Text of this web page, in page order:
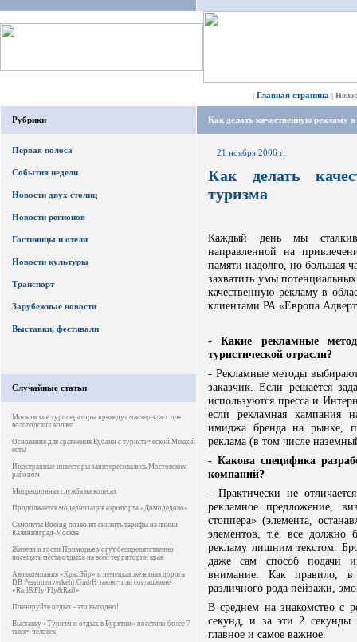
| Главная страница |
Рубрики
Первая полоса
События недели
Новости двух столиц
Новости регионов
Гостиницы и отели
Новости культуры
Транспорт
Зарубежные новости
Выставки, фестивали
Случайные статьи
Московские туроператоры проведут мастер-класс для
вологодских коллег
Основания для сравнения Кубани с туристической Меккой
есть!
Иностранные инвесторы заинтересовались Мостовским
районом
Миграционная служба на колесах
Продолжается модернизация аэропорта «Домодедово»
Самолеты Boeing позволят снизить тарифы на линии
Калининград-Москва
Жители и гости Приморья могут беспрепятственно
посещать места отдыха на всей территории края
Авиакомпания «КрасЭйр» и немецкая железная дорога
DB Personenverkehr GmbH заключили соглашение
«Rail&Fly/Fly&Rail»
Планируйте отдых - это выгодно!
Выставку «Туризм и отдых в Бурятии» посетило более 7
тысяч человек
Как делать качественную рекламу в
21 ноября 2006 г.
Как делать
туризма
Каждый день мы
направленной на
памяти надолго, но большая
захватить умы
качественную рекламу в
клиентами РА «Европа
- Какие рекламные
туристической отрасли?
- Рекламные методы
заказчик. Если решается
используются пресса и
если рекламная кампания
имиджа бренда на рынке,
реклама (в том числе
- Какова специфика
компаний?
- Практически не
рекламное предложение,
стоппера» (элемента,
элементов, т.е. все должно
рекламу лишним текстом.
даже сам способ подачи
внимание. Как правило, в
различного рода пейзажи,
В среднем на знакомство с
секунд, и за эти 2 секунды
главное и самое важное.